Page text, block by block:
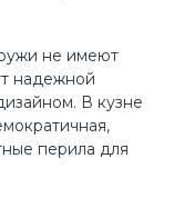
не имеют
надежной
В кузне
перила для